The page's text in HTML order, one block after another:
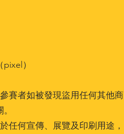
）
賽者如被發現盜用任何其他商
任何宣傳、展覽及印刷用途，